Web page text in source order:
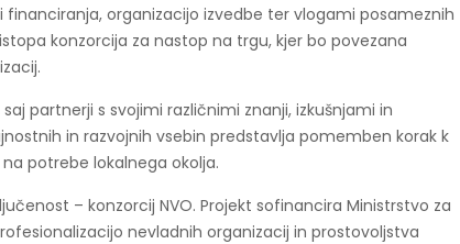
organizacijo izvedbe ter vlogami posameznih
konzorcija za nastop na trgu, kjer bo povezana
partnerji s svojimi različnimi znanji, izkušnjami in
in razvojnih vsebin predstavlja pomemben korak k
potrebe lokalnega okolja.
– konzorcij NVO. Projekt sofinancira Ministrstvo za
nevladnih organizacij in prostovoljstva